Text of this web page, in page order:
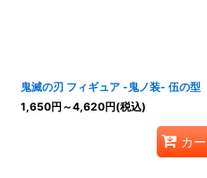
鬼滅の刃 フィギュア -鬼ノ装- 伍の型
1,650円 ～4,620円(税込)
カ